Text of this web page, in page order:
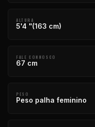
ALTURA
5'4 "(163 cm)
FALE CONNOSCO
67 cm
PESO
Peso palha feminino